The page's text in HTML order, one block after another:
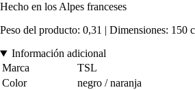
Hecho en los Alpes franceses
Peso del producto: 0,31 | Dimensiones: 150
Información adicional
Marca
TSL
Color
negro / naranja